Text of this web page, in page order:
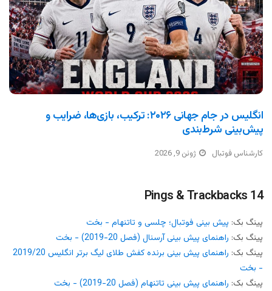
انگلیس در جام جهانی ۲۰۲۶: ترکیب، بازی‌ها، ضرایب و
پیش‌بینی شرط‌بندی
کارشناس فوتبال ژوئن 9, 2026
14 Pings & Trackbacks
پینگ بک: پیش بینی فوتبال؛ چلسی و تاتنهام - بخت
پینگ بک: راهنمای پیش بینی آرسنال (فصل 20-2019) - بخت
پینگ بک:
راهنمای پیش بینی برنده کفش طلای لیگ برتر انگلیس 2019/20
- بخت
پینگ بک: راهنمای پیش بینی تاتنهام (فصل 20-2019) - بخت